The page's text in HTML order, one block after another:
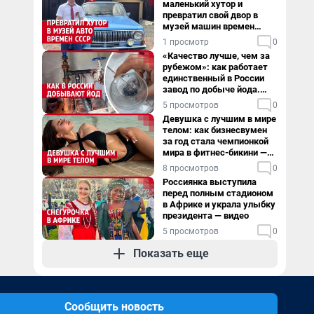
маленький хутор и
превратил свой двор в
музей машин времен
СССР. Видео
1 просмотр 0
«Качество лучше, чем за
рубежом»: как работает
единственный в России
завод по добыче йода.
Видео
5 просмотров 0
Девушка с лучшим в мире
телом: как бизнесвумен
за год стала чемпионкой
мира в фитнес-бикини —
видео
8 просмотров 0
Россиянка выступила
перед полным стадионом
в Африке и украла улыбку
президента — видео
5 просмотров 0
Показать еще
Сообщить новость